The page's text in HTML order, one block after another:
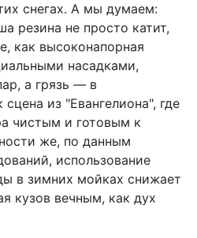
снегах. А мы думаем:
резина не просто катит,
как высоконапорная
насадками,
а грязь — в
из "Евангелиона", где
чистым и готовым к
же, по данным
использование
в зимних мойках снижает
кузов вечным, как дух